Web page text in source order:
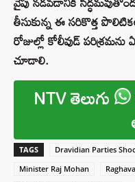
తీసుకున్న ఈ సరికొత్త
రోజుల్లో కోలీవుడ్ పరిశ్రమను
చూడాలి.
NTV తెలుగు
TAGS Dravidian Parties
Minister Raj Mohan